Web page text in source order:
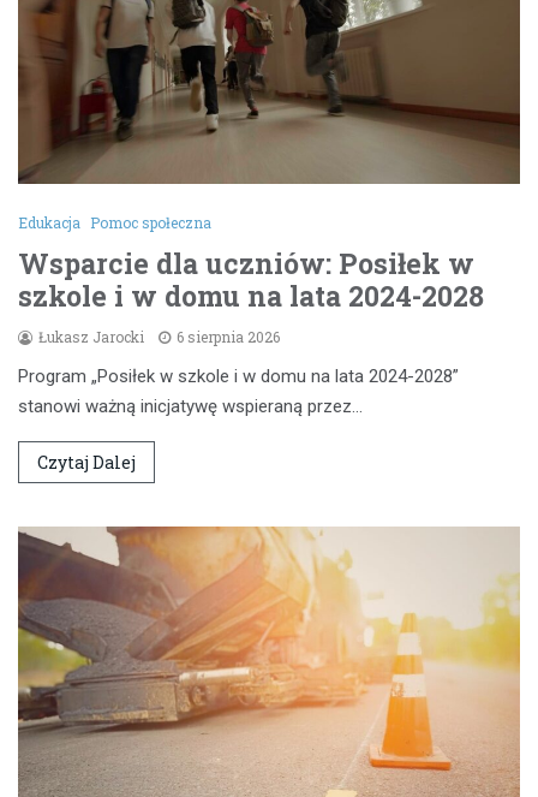
Edukacja Pomoc społeczna
Wsparcie dla uczniów: Posiłek w
szkole i w domu na lata 2024-2028
Łukasz Jarocki 6 sierpnia 2026
Program „Posiłek w szkole i w domu na lata 2024-2028”
stanowi ważną inicjatywę wspieraną przez…
Czytaj Dalej